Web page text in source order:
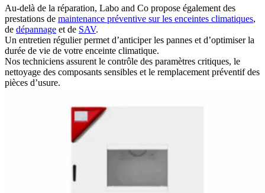
Au-delà de la réparation, Labo and Co propose également des
prestations de maintenance préventive sur les enceintes climatiques,
de dépannage et de SAV.
Un entretien régulier permet d’anticiper les pannes et d’optimiser la
durée de vie de votre enceinte climatique.
Nos techniciens assurent le contrôle des paramètres critiques, le
nettoyage des composants sensibles et le remplacement préventif des
pièces d’usure.